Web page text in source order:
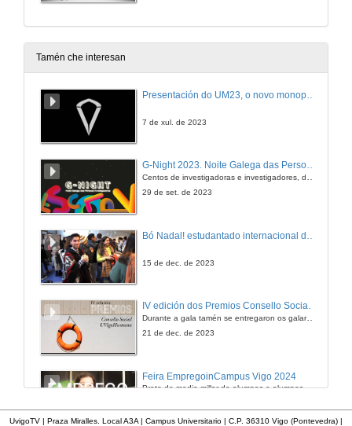
Tamén che interesan
7 de xul. de 2023
G-Night 2023. Noite Galega das Persoas Investigadoras. Conciencias creativas
29 de set. de 2023
15 de dec. de 2023
IV edición dos Premios Consello Social UVigo Humana
Durante a gala tamén se entregaron os galardóns aos mellores TFG e TFM en materia de Axenda 2030
21 de dec. de 2023
Feira EmpregoinCampus Vigo 2024
Preto de medio millar de alumnas e alumnos buscan coñecer máis de preto as oportunidades que lles achegan as arredor de medio cento de empresas que participan na edición viguesa da feira. Xunto coa visita aos stands, durante a feria desenvólvense varias actividades complementarias, como obradoiros, conversas, mesas redondas ou o pasaporte de empregabilidade, un espazo no que poderán recibir asesoramento sobre o seu CV.
UvigoTV | Praza Miralles. Local A3A | Campus Universitario | C.P. 36310 Vigo (Pontevedra) |